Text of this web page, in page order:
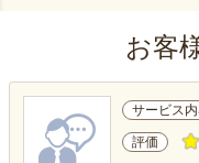
お客
サービス
評価